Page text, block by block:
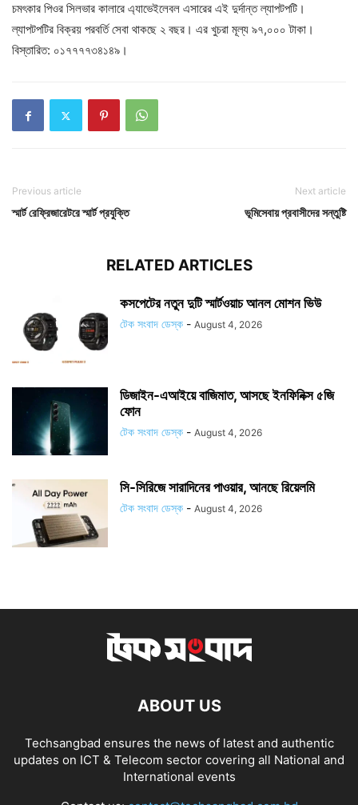
চমৎকার পিওর সিলভার কালারে এ্যাভেইলেবল এসারের এই দুর্দান্ত ল্যাপটপটি।
ল্যাপটপটির বিক্রয় পরবর্তি সেবা থাকছে ২ বছর। এর খুচরা মূল্য ৯৭,০০০ টাকা।
বিস্তারিত: ০১৭৭৭৭৩৪১৪৯।
Previous article
স্মার্ট রেফ্রিজারেটরে স্মার্ট প্রযুক্তি
Next article
ভূমিসেবায় প্রবাসীদের সন্তুষ্টি
RELATED ARTICLES
কসপেটের নতুন দুটি স্মার্টওয়াচ আনল মোশন ভিউ
টেক সংবাদ ডেস্ক - August 4, 2026
ডিজাইন-এআইয়ে বাজিমাত, আসছে ইনফিনিক্স ৫জি
ফোন
টেক সংবাদ ডেস্ক - August 4, 2026
সি-সিরিজে সারাদিনের পাওয়ার, আনছে রিয়েলমি
টেক সংবাদ ডেস্ক - August 4, 2026
ABOUT US
Techsangbad ensures the news of latest and authentic
updates on ICT & Telecom sector covering all National and
International events